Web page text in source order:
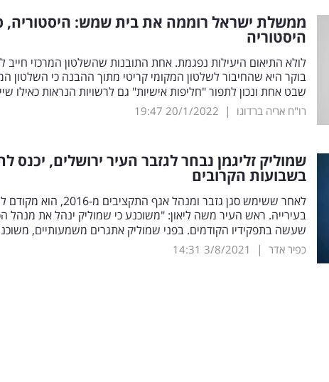
ממשלת ישראל רוממה את בית שמש: היסטוריה,
היסטוריה
לולא התיאום היעילות נפגמת. אחת התובנות שהשלטון המרכזי חייב
בוקר היא שהחיבור לשלטון המקומי קריטי מתוך ההבנה כי השלטון
שבט אחת ונכון לתפור "חליפות אישיות" גם לרשויות הנראות כאילו
רו"ח אריה ברדוגו |
20/1/2022
19:47
שמוליק זליגמן נבחר לגזבר העיר ירושלים, יכנס
בשבועות הקרובים
לאחר ששימש סגן גזבר ומנהל אגף
בעירייה. ראש העיר משה ליאון: "משוכנע כי שמוליק ינהל את מנהל
שעשה בתפקידיו הקודמים. בפני שמוליק אתגרים משמעותיים,
כפיר אדר |
3/8/2021
14:31